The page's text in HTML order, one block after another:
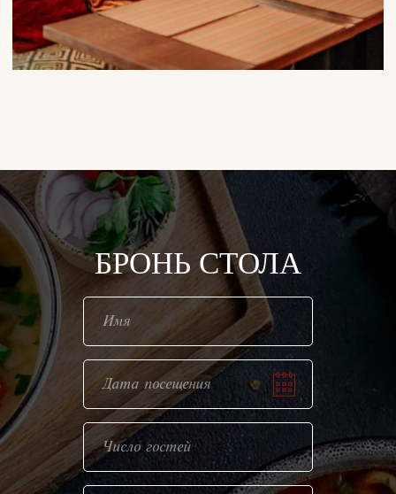
БРОНЬ СТОЛА
живая музыка
и субботу
Забронировать стол
Танцпол на
мероприятии
Охраняемая
парковка FREE